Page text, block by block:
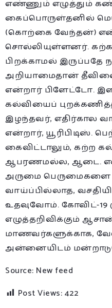
எண்ணும் எழுத்தும்
கைப்பொருள்தனில்
(கொற்கை வேந்தன்)
சொல்லியுள்ளனர்.
பிறக்காமல் இருப்பதே
அறியாமைதான்
என்றார் பிளேட்டோ.
கல்வியைப்
இழந்தவர், எதிர்கால
என்றார், யூரிபிடிஸ்.
கைவிட்டாலும், கற்ற
ஆபரணமல்ல, ஆடை.
அருமை
வாய்ப்பில்லாத,
உதவுவோம். கோவிட்-19
எழுத்தறிவிக்கும்
மாணவர்களுக்காக,
அன்னையிடம்
Source: New feed
Post Views:422